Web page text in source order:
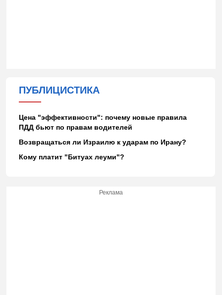
ПУБЛИЦИСТИКА
Цена "эффективности": почему новые правила
ПДД бьют по правам водителей
Возвращаться ли Израилю к ударам по Ирану?
Кому платит "Битуах леуми"?
Реклама